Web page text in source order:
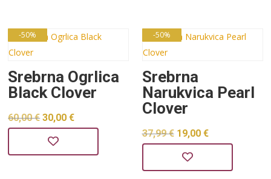
60,00 €.
-50%
Srebrna Ogrlica
Black Clover
60,00€ Izvorna
cijena
bila
30,00€
je:
-50%
Srebrna
Narukvica Pearl
Clover
37,99€ Izvorna
cijena
bila
19,00 €
je: